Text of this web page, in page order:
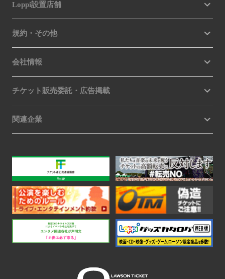
Loppi設置店舗
規約・その他
会社情報
チケット販売委託・広告掲載
関連企業